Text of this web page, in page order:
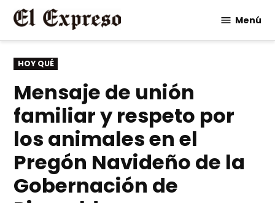
Saltar
contenido
Menú
PUBLICADO
EN
HOY QUÉ
Mensaje de unión
familiar y respeto por
los animales en el
Pregón Navideño de la
Gobernación de